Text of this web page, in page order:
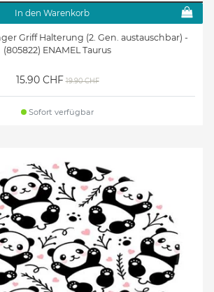
In den Warenkorb
Griff Halterung (2. Gen. austauschbar) -
(805822) ENAMEL Taurus
15.90 CHF 19.90 CHF
Sofort verfügbar